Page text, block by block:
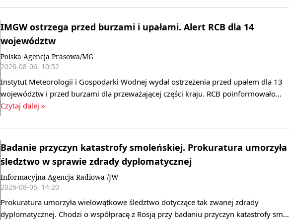
IMGW ostrzega przed burzami i upałami. Alert RCB dla 14
województw
Polska Agencja Prasowa/MG
2026-08-06, 10:52
Instytut Meteorologii i Gospodarki Wodnej wydał ostrzeżenia przed upałem dla 13
województw i przed burzami dla przeważającej części kraju. RCB poinformowało…
Czytaj dalej »
Badanie przyczyn katastrofy smoleńskiej. Prokuratura umorzyła
śledztwo w sprawie zdrady dyplomatycznej
Informacyjna Agencja Radiowa /JW
2026-08-05, 14:20
Prokuratura umorzyła wielowątkowe śledztwo dotyczące tak zwanej zdrady
dyplomatycznej. Chodzi o współpracę z Rosją przy badaniu przyczyn katastrofy sm…